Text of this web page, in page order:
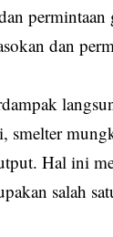
dan
Hal ini
salah